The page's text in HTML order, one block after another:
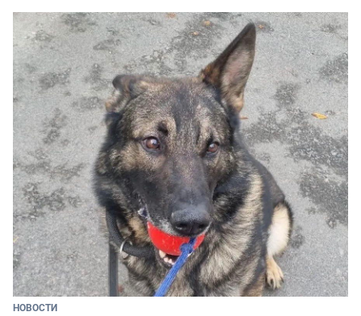
НОВОСТИ